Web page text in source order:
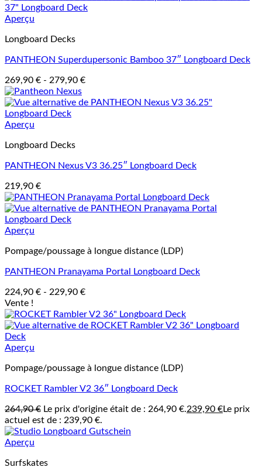
Aperçu
Longboard Decks
PANTHEON Superdupersonic Bamboo 37″ Longboard Deck
269,90 € - 279,90 €
Aperçu
Longboard Decks
PANTHEON Nexus V3 36.25″ Longboard Deck
219,90 €
Aperçu
Pompage/poussage à longue distance (LDP)
PANTHEON Pranayama Portal Longboard Deck
224,90 € - 229,90 €
Vente !
Aperçu
Pompage/poussage à longue distance (LDP)
ROCKET Rambler V2 36″ Longboard Deck
264,90€ Le prix d'origine était de : 264,90 €.239,90 €Le prix
actuel est de : 239,90 €.
Aperçu
Surfskates